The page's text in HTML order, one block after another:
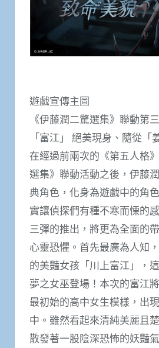
遊戲宣傳主圖
《伊藤潤二驚選集》聯動第
「富江」 絕美現身、隨從「
在經過前兩次的《第五人格
選集》聯動活動之後，伊藤
典角色，化身為遊戲中的角
實讓偵探們有種不寒而慄的
三彈的推出，將更為全面的
心靈恐懼。首先最廣為人知
的美豔女孩「川上富江」，
夢之女巫登場！本次的富江
最初始的高中女生模樣，出
中。雖然看起來清純美麗且
散發著一股陰深恐怖的妖豔